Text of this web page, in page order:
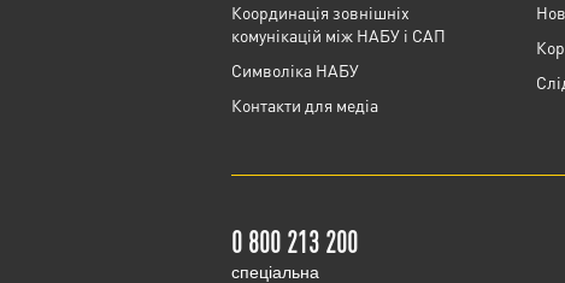
Координація зовнішніх
комунікацій між НАБУ і САП
Cимволіка НАБУ
Контакти для медіа
0 800 213 200
cпеціальна